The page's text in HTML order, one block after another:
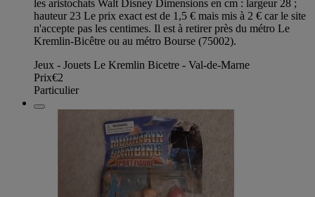
les aristochats Walt Disney Dimensions en cm : largeur 28 ;
hauteur 23 Le prix exact est de 1,5 € mais mis à 2 € car le site
n'accepte pas les centimes. Il est à retirer près du métro Le
Kremlin-Bicêtre ou au métro Bourse (75002).
Jeux - Jouets Le Kremlin Bicetre - Val-de-Marne
Prix€2
Particulier